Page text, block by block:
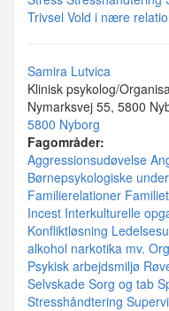
Trivsel Vold i nære
Samira Lutvica
Klinisk psykolog/
Nymarksvej 55, 5800
5800 Nyborg
Fagområder:
Aggressionsudøvelse
Børnepsykologiske
Familierelationer
Incest Interkulturelle
Konfliktløsning
alkohol narkotika mv.
Psykisk arbejdsmiljø
Selvskade Sorg og tab
Stresshåndtering